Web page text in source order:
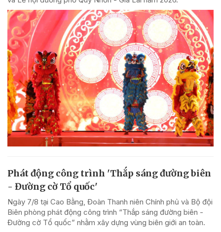
Phát động công trình 'Thắp sáng đường biên
- Đường cờ Tổ quốc'
Ngày 7/8 tại Cao Bằng, Đoàn Thanh niên Chính phủ và Bộ đội
Biên phòng phát động công trình “Thắp sáng đường biên -
Đường cờ Tổ quốc” nhằm xây dựng vùng biên giới an toàn.